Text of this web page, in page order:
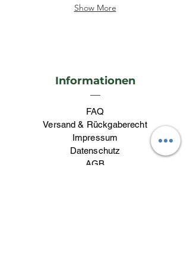
Show More
Informationen
FAQ
Versand & Rückgaberecht
Impressum
Datenschutz
AGB